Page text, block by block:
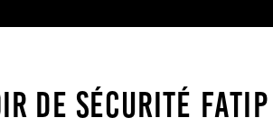
De Sécurité